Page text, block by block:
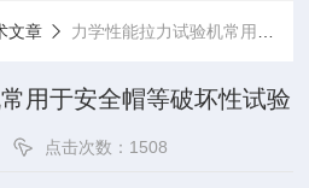
文章 力学性能拉力试验机常用于安全帽等破坏性试验
用于安全帽等破坏性试验
点击次数：1508